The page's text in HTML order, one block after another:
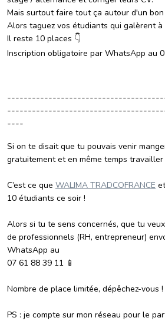
Mais surtout faire tout ça autour d'un bon
Alors taguez vos étudiants qui galèrent
Il reste 10 places 👇
Inscription obligatoire par WhatsApp au
----
Si on te disait que tu pouvais venir
gratuitement et en même temps travailler
C’est ce que WALIMA TRADCOFRANCE
10 étudiants ce soir !
Alors si tu te sens concernés, que tu
de professionnels (RH, entrepreneur)
WhatsApp au
07 61 88 39 11 📱
Nombre de place limitée, dépêchez-vous
PS : je compte sur mon réseau pour le